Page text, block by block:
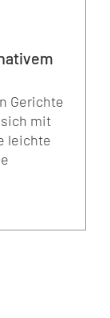
Gerichte
mit
leichte